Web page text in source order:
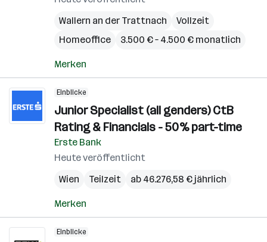
Wallern an der Trattnach
Vollzeit
Homeoffice
3.500 € – 4.500 € monatlich
Merken
Einblicke
Junior Specialist (all genders) CtB
Rating & Financials - 50% part-time
Erste Bank
Heute veröffentlicht
Wien
Teilzeit ab 46.276,58 € jährlich
Merken
Einblicke